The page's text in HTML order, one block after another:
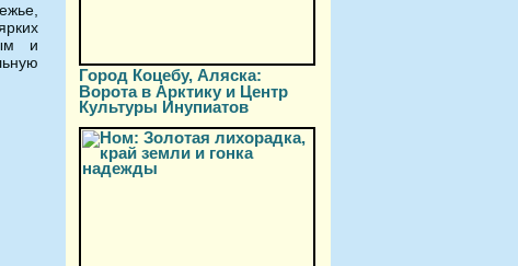
и
Город Коцебу, Аляска:
Ворота в Арктику и Центр
Культуры Инупиатов